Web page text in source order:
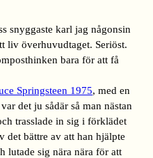
snyggaste karl jag någonsin
liv överhuvudtaget. Seriöst.
bara för att få
Springsteen 1975, med en
det ju sådär så man nästan
trasslade in sig i förklädet
det bättre av att han hjälpte
lutade sig nära nära för att